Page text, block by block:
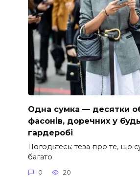
Одна сумка — десятки
фасонів, доречних у
гардеробі
Погодьтесь: теза про те, що
багато
0 20